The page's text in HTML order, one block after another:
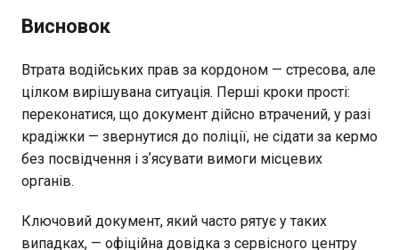
Висновок
Втрата водійських прав за кордоном — стресова, але
цілком вирішувана ситуація. Перші кроки прості:
переконатися, що документ дійсно втрачений, у разі
крадіжки — звернутися до поліції, не сідати за кермо
без посвідчення і зʼясувати вимоги місцевих
органів.
Ключовий документ, який часто рятує у таких
випадках, — офіційна довідка з сервісного центру